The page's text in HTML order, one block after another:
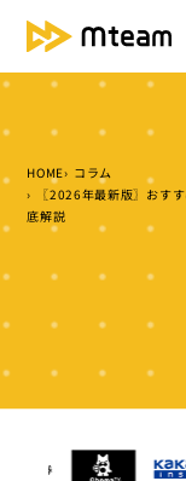
HOME コラム
〖2026年最新版〗おす
底解説